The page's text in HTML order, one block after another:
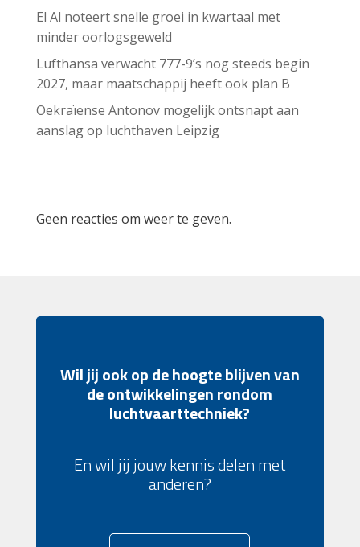
El Al noteert snelle groei in kwartaal met
minder oorlogsgeweld
Lufthansa verwacht 777-9’s nog steeds begin
2027, maar maatschappij heeft ook plan B
Oekraïense Antonov mogelijk ontsnapt aan
aanslag op luchthaven Leipzig
Geen reacties om weer te geven.
Wil jij ook op de hoogte blijven van
de ontwikkelingen rondom
luchtvaarttechniek?
En wil jij jouw kennis delen met
anderen?